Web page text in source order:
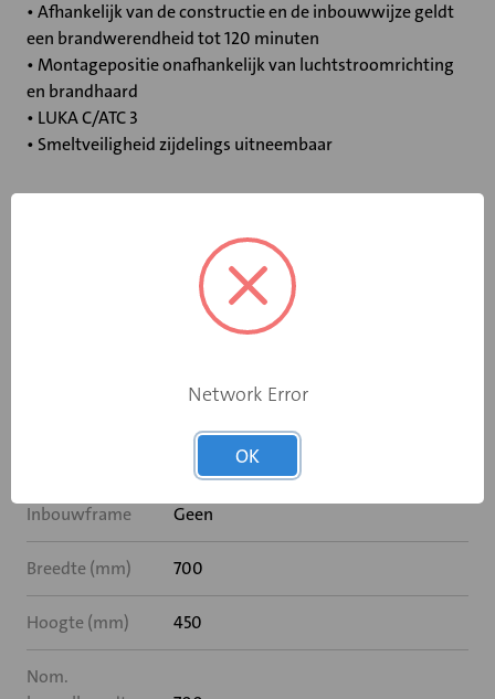
• Afhankelijk van de constructie en de inbouwwijze geldt
een brandwerendheid tot 120 minuten
• Montagepositie onafhankelijk van luchtstroomrichting
en brandhaard
• LUKA C/ATC 3
• Smeltveiligheid zijdelings uitneembaar
Elektromotor 24 V
Inbouwframe Geen
Breedte (mm) 700
Hoogte (mm) 450
Nom.
Network Error
OK